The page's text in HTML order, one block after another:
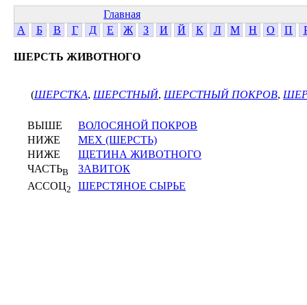
Главная
А
Б В Г Д Е Ж З И Й К Л М Н О П
ШЕРСТЬ ЖИВОТНОГО
(ШЕРСТКА, ШЕРСТНЫЙ, ШЕРСТНЫЙ ПОКРОВ,
ВЫШЕ
ВОЛОСЯНОЙ ПОКРОВ
НИЖЕ
МЕХ (ШЕРСТЬ)
НИЖЕ
ЩЕТИНА ЖИВОТНОГО
ЧАСТЬВ
ЗАВИТОК
АССОЦ2 ШЕРСТЯНОЕ СЫРЬЕ